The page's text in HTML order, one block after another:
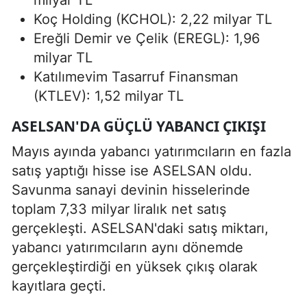
Koç Holding (KCHOL): 2,22 milyar TL
Ereğli Demir ve Çelik (EREGL): 1,96
milyar TL
Katılımevim Tasarruf Finansman
(KTLEV): 1,52 milyar TL
ASELSAN'DA GÜÇLÜ YABANCI ÇIKIŞI
Mayıs ayında yabancı yatırımcıların en fazla
satış yaptığı hisse ise ASELSAN oldu.
Savunma sanayi devinin hisselerinde
toplam 7,33 milyar liralık net satış
gerçekleşti. ASELSAN'daki satış miktarı,
yabancı yatırımcıların aynı dönemde
gerçekleştirdiği en yüksek çıkış olarak
kayıtlara geçti.